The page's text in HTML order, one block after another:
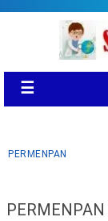
☰
PERMENPAN